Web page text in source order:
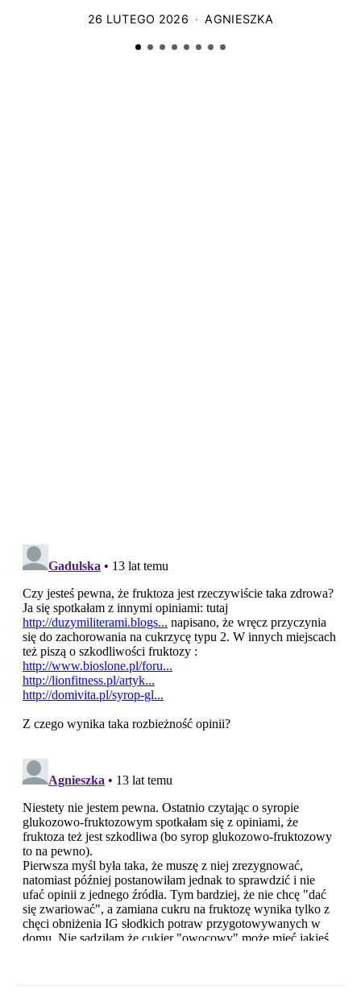
26 LUTEGO 2026 AGNIESZKA